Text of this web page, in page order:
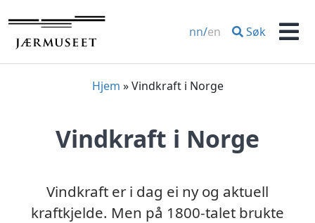
til
innhold
nn/en Søk
Hjem »Vindkraft i Norge
Vindkraft i Norge
Vindkraft er i dag ei ny og aktuell
kraftkjelde. Men på 1800-talet brukte